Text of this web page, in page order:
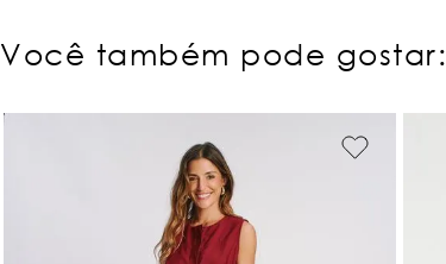
Você também pode gostar: